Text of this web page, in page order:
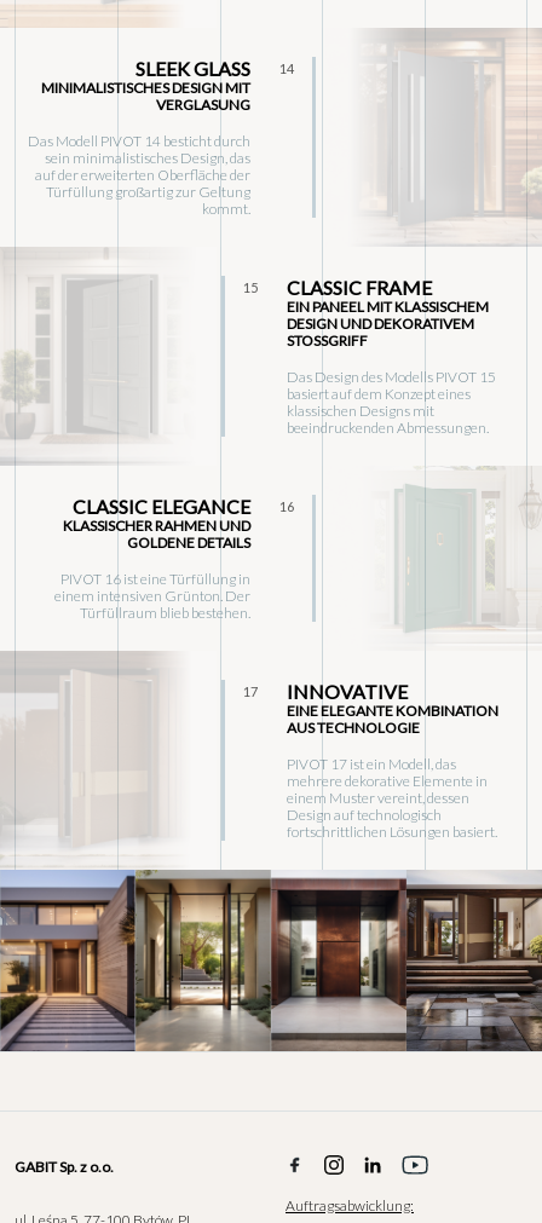
14
SLEEK GLASS
MINIMALISTISCHES DESIGN MIT
VERGLASUNG
Das Modell PIVOT 14 besticht durch
sein minimalistisches Design, das
auf der erweiterten Oberfläche der
Türfüllung großartig zur Geltung
kommt.
15 CLASSIC FRAME
EIN PANEEL MIT KLASSISCHEM
DESIGN UND DEKORATIVEM
STOSSGRIFF
Das Design des Modells PIVOT 15
basiert auf dem Konzept eines
klassischen Designs mit
beeindruckenden Abmessungen.
16
CLASSIC ELEGANCE
KLASSISCHER RAHMEN UND
GOLDENE DETAILS
PIVOT 16 ist eine Türfüllung in
einem intensiven Grünton. Der
Türfüllraum blieb bestehen.
17 INNOVATIVE
EINE ELEGANTE KOMBINATION
AUS TECHNOLOGIE
PIVOT 17 ist ein Modell, das
mehrere dekorative Elemente in
einem Muster vereint, dessen
Design auf technologisch
fortschrittlichen Lösungen basiert.
GABIT Sp. z o.o.
Auftragsabwicklung: